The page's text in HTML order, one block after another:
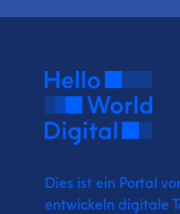
Dies ist ein Portal
entwickeln digitale